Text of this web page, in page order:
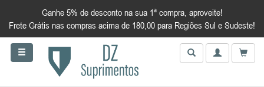
Ganhe 5% de desconto na sua 1ª compra, aproveite!
Frete Grátis nas compras acima de 180,00 para Regiões Sul e Sudeste!